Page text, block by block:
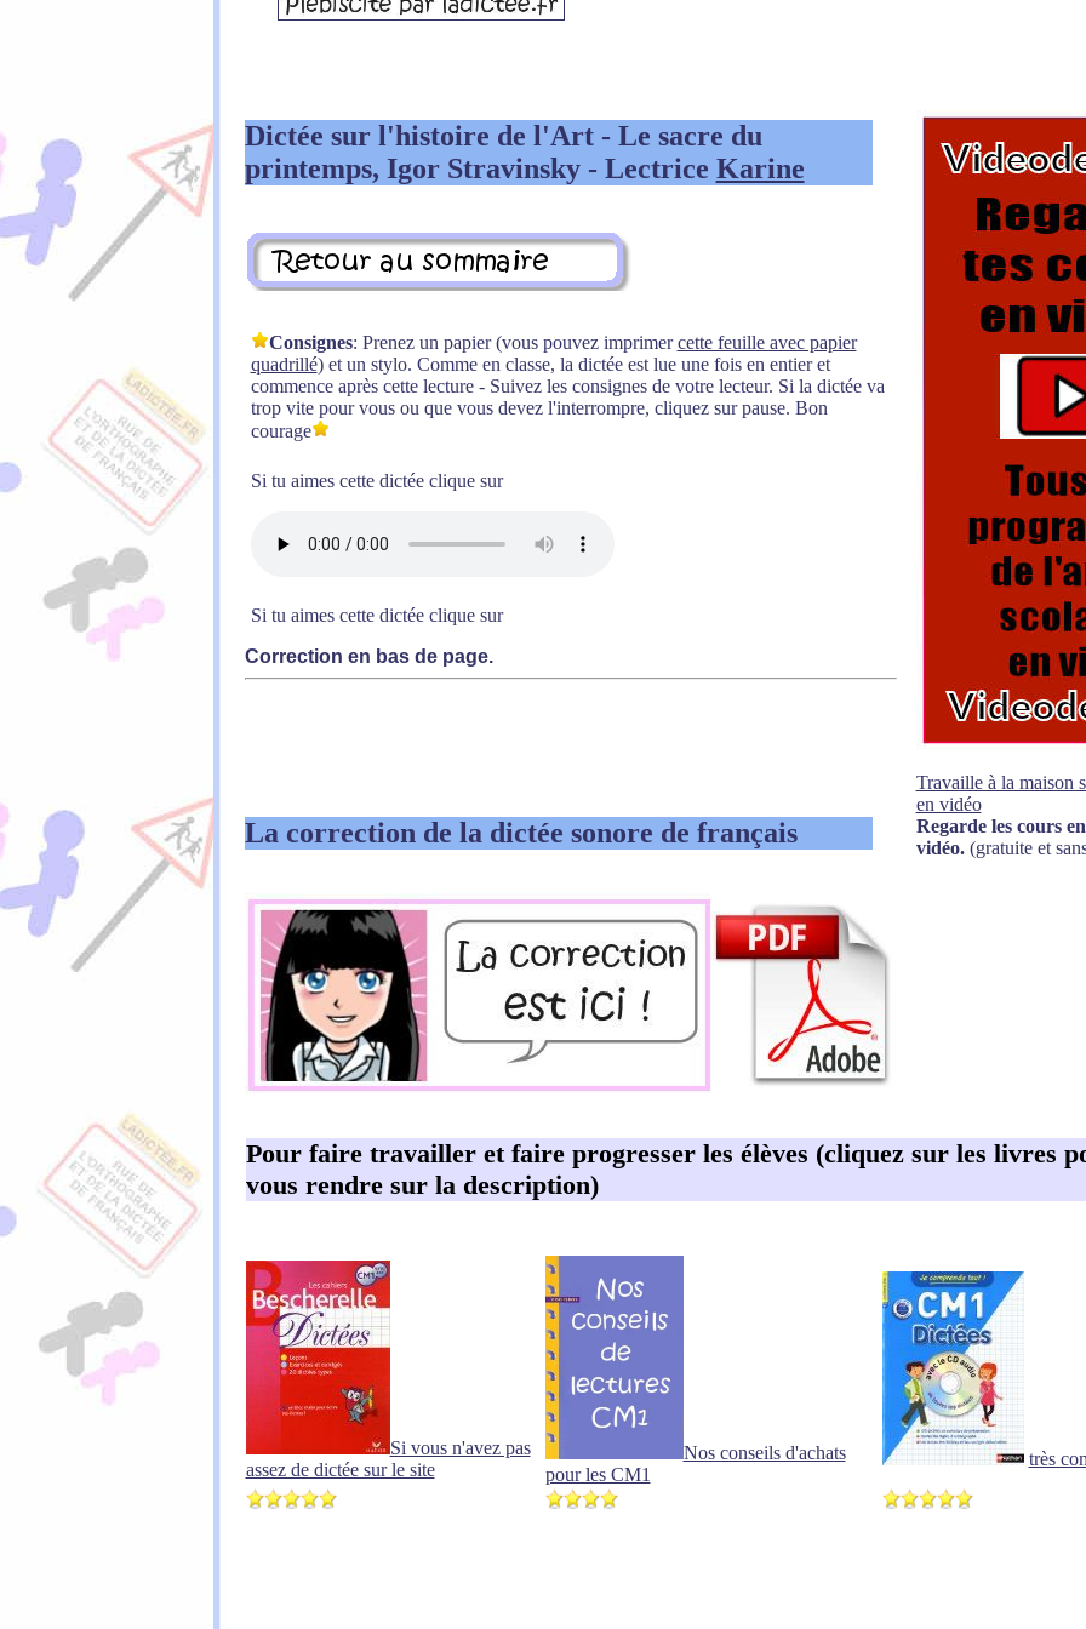
Dictée sur l'histoire de l'Art - Le sacre du
printemps, Igor Stravinsky - Lectrice Karine
Travaille à la maison
en vidéo
Regarde les cours
vidéo.(gratuite et
Consignes: Prenez un papier (vous pouvez imprimercette feuille avec papier
quadrillé) et un stylo. Comme en classe, la dictée est lue une fois en entier et
commence après cette lecture - Suivez les consignes de votre lecteur. Si la dictée va
trop vite pour vous ou que vous devez l'interrompre, cliquez sur pause. Bon
courage
Si tu aimes cette dictée clique sur
Si tu aimes cette dictée clique sur
Correction en bas de page.
La correction de la dictée sonore de français
Pour faire travailler et faire progresser les élèves (cliquez sur les livres
vous rendre sur la description)
Si vous n'avez pas
assez de dictée sur le site
Nos conseils d'achats
pour les CM1
très